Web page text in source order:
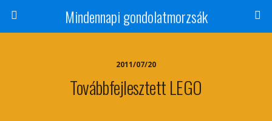
Mindennapi gondolatmorzsák
2011/07/20
Továbbfejlesztett LEGO